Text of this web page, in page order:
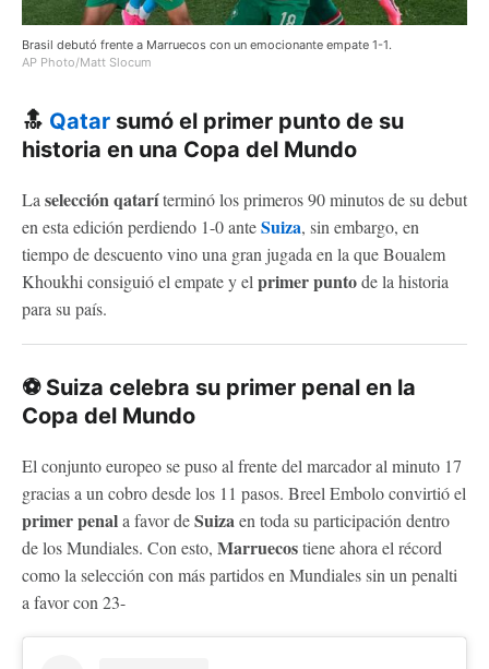
Brasil debutó frente a Marruecos con un emocionante empate 1-1.
AP Photo/Matt Slocum
🔝 Qatar sumó el primer punto de su
historia en una Copa del Mundo
La selección qataríterminó los primeros 90 minutos de su debut
en esta edición perdiendo 1-0 anteSuiza, sin embargo, en
tiempo de descuento vino una gran jugada en la que Boualem
Khoukhi consiguió el empate y el primer puntode la historia
para su país.
⚽ Suiza celebra su primer penal en la
Copa del Mundo
El conjunto europeo se puso al frente del marcador al minuto 17
gracias a un cobro desde los 11 pasos. Breel Embolo convirtió el
primer penala favor deSuizaen toda su participación dentro
de los Mundiales. Con esto, Marruecostiene ahora el récord
como la selección con más partidos en Mundiales sin un penalti
a favor con 23-